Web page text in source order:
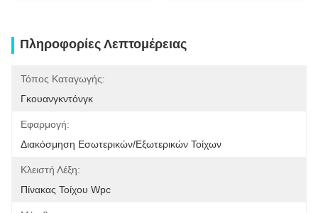
Πληροφορίες Λεπτομέρειας
Τόπος Καταγωγής:
Γκουανγκντόνγκ
Εφαρμογή:
Διακόσμηση Εσωτερικών/εξωτερικών Τοίχων
Κλειστή Λέξη:
Πίνακας Τοίχου Wpc